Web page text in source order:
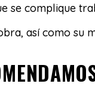
se complique
así como su